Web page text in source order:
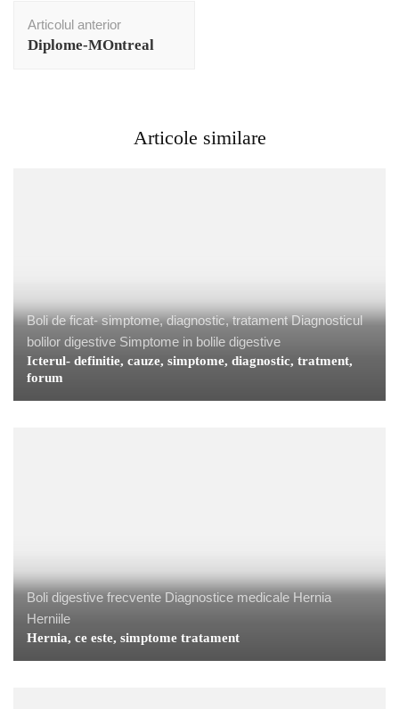
în
articole
Articolul anterior
Diplome-MOntreal
Articole similare
Boli de ficat- simptome, diagnostic, tratament Diagnosticul
bolilor digestive Simptome in bolile digestive
Icterul- definitie, cauze, simptome, diagnostic, tratment,
forum
Boli digestive frecvente Diagnostice medicale Hernia
Herniile
Hernia, ce este, simptome tratament